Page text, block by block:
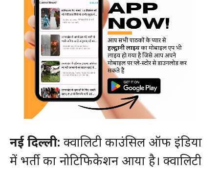
नई दिल्ली: क्वालिटी काउंसिल ऑफ इंडिया
में भर्ती का नोटिफिकेशन आया है। क्वालिटी